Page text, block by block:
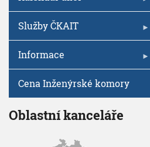
Služby ČKAIT
Informace
Cena Inženýrské komory
Oblastní kanceláře